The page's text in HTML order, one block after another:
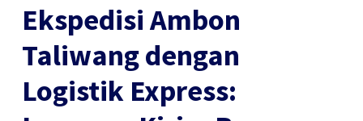
Ekspedisi Ambon
Taliwang dengan
Logistik Express: